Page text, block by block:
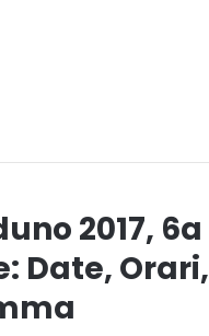
2017, 6a
Date, Orari,